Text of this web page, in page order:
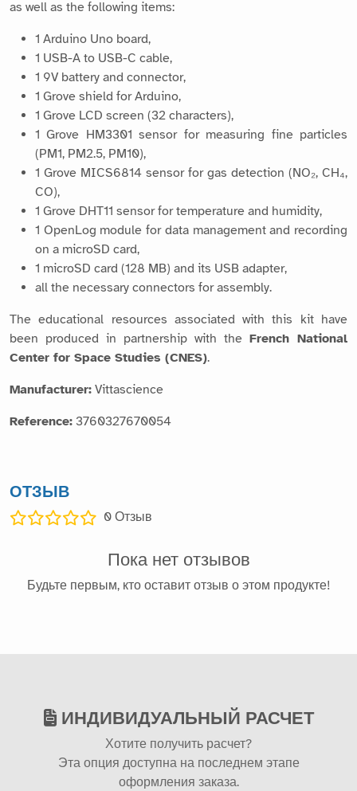
as well as the following items:
1 Arduino Uno board,
1 USB-A to USB-C cable,
1 9V battery and connector,
1 Grove shield for Arduino,
1 Grove LCD screen (32 characters),
1 Grove HM3301 sensor for measuring fine particles
(PM1, PM2.5, PM10),
1 Grove MICS6814 sensor for gas detection (NO₂, CH₄,
CO),
1 Grove DHT11 sensor for temperature and humidity,
1 OpenLog module for data management and recording
on a microSD card,
1 microSD card (128 MB) and its USB adapter,
all the necessary connectors for assembly.
The educational resources associated with this kit have
been produced in partnership with the French National
Center for Space Studies (CNES).
Manufacturer: Vittascience
Reference: 3760327670054
ОТЗЫВ
0 Отзыв
Пока нет отзывов
Будьте первым, кто оставит отзыв о этом продукте!
ИНДИВИДУАЛЬНЫЙ РАСЧЕТ
Хотите получить расчет?
Эта опция доступна на последнем этапе
оформления заказа.